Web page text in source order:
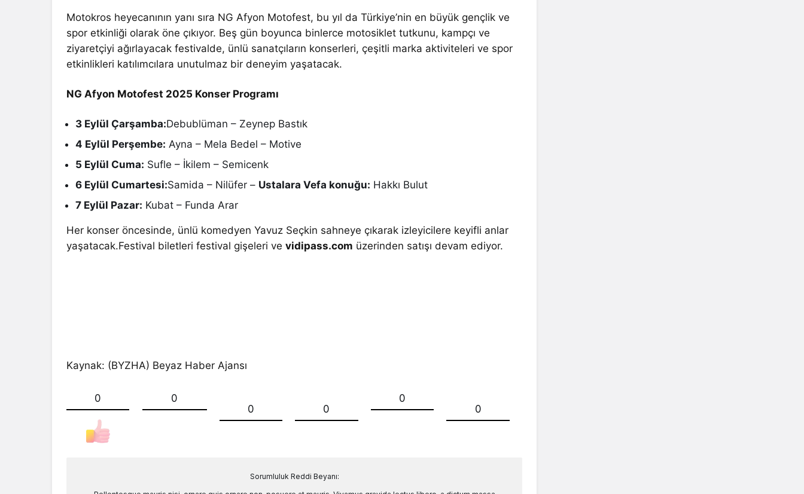
Motokros heyecanının yanı sıra NG Afyon Motofest, bu yıl da Türkiye’nin en büyük gençlik ve
spor etkinliği olarak öne çıkıyor. Beş gün boyunca binlerce motosiklet tutkunu, kampçı ve
ziyaretçiyi ağırlayacak festivalde, ünlü sanatçıların konserleri, çeşitli marka aktiviteleri ve spor
etkinlikleri katılımcılara unutulmaz bir deneyim yaşatacak.
NG Afyon Motofest 2025 Konser Programı
3 Eylül Çarşamba:Debublüman – Zeynep Bastık
4 Eylül Perşembe: Ayna – Mela Bedel – Motive
5 Eylül Cuma: Sufle – İkilem – Semicenk
6 Eylül Cumartesi:Samida – Nilüfer – Ustalara Vefa konuğu: Hakkı Bulut
7 Eylül Pazar: Kubat – Funda Arar
Her konser öncesinde, ünlü komedyen Yavuz Seçkin sahneye çıkarak izleyicilere keyifli anlar
yaşatacak.Festival biletleri festival gişeleri vevidipass.com üzerinden satışı devam ediyor.
Kaynak: (BYZHA) Beyaz Haber Ajansı
0
0
0
0
0
0
Sorumluluk Reddi Beyanı: